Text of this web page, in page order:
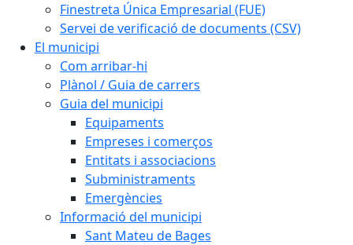
Finestreta Única Empresarial (FUE)
Servei de verificació de documents (CSV)
El municipi
Com arribar-hi
Plànol / Guia de carrers
Guia del municipi
Equipaments
Empreses i comerços
Entitats i associacions
Subministraments
Emergències
Informació del municipi
Sant Mateu de Bages